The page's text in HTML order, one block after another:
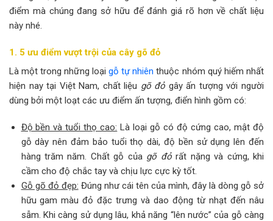
điểm mà chúng đang sở hữu để đánh giá rõ hơn về chất liệu
này nhé.
1. 5 ưu điểm vượt trội của cây gõ đỏ
Là một trong những loại gỗ tự nhiên thuộc nhóm quý hiếm nhất
hiện nay tại Việt Nam, chất liệu gõ đỏ gây ấn tượng với người
dùng bởi một loạt các ưu điểm ấn tượng, điển hình gồm có:
Độ bền và tuổi thọ cao: Là loại gỗ có độ cứng cao, mật độ
gỗ dày nên đảm bảo tuổi thọ dài, độ bền sử dụng lên đến
hàng trăm năm. Chất gỗ của gõ đỏrất nặng và cứng, khi
cầm cho độ chắc tay và chịu lực cực kỳ tốt.
Gỗ gõ đỏ đẹp: Đúng như cái tên của mình, đây là dòng gỗ sở
hữu gam màu đỏ đặc trưng và dao động từ nhạt đến nâu
sẫm. Khi càng sử dụng lâu, khả năng “lên nước” của gỗ càng